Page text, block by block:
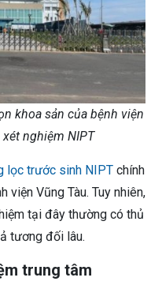
khoa sản của bệnh viện
nghiệm NIPT
lọc trước sinh NIPT chính
viện Vũng Tàu. Tuy nhiên,
tại đây thường có thủ
tương đối lâu.
trung tâm